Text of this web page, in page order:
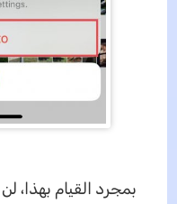
بمجرد القيام بهذا،